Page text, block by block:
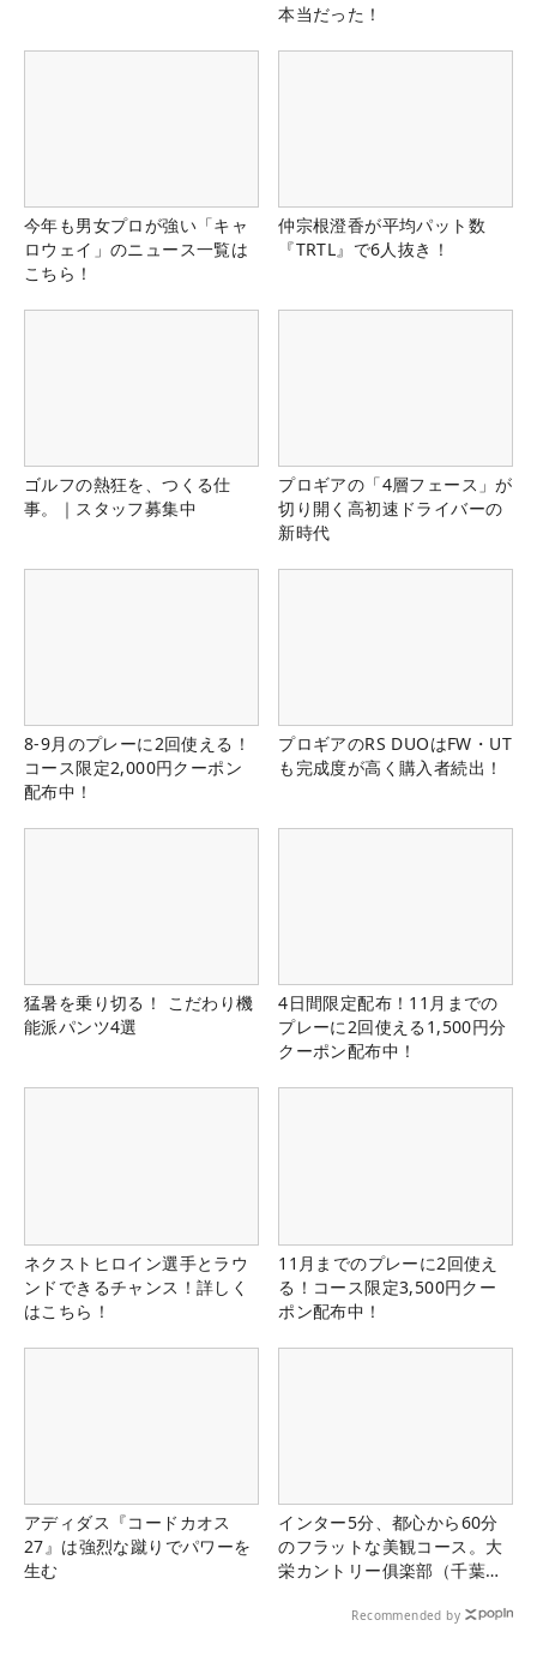
本当だった！
今年も男女プロが強い「キャ
ロウェイ」のニュース一覧は
こちら！
仲宗根澄香が平均パット数
『TRTL』で6人抜き！
ゴルフの熱狂を、つくる仕
事。｜スタッフ募集中
プロギアの「4層フェース」が
切り開く高初速ドライバーの
新時代
8-9月のプレーに2回使える！
コース限定2,000円クーポン
配布中！
プロギアのRS DUOはFW・UT
も完成度が高く購入者続出！
猛暑を乗り切る！ こだわり機
能派パンツ4選
4日間限定配布！11月までの
プレーに2回使える1,500円分
クーポン配布中！
ネクストヒロイン選手とラウ
ンドできるチャンス！詳しく
はこちら！
11月までのプレーに2回使え
る！コース限定3,500円クー
ポン配布中！
アディダス『コードカオス
27』は強烈な蹴りでパワーを
生む
インター5分、都心から60分
のフラットな美観コース。大
栄カントリー俱楽部（千葉
Recommended by